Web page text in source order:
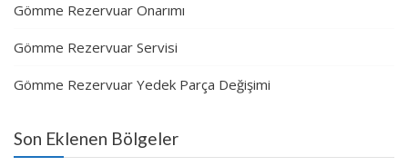
Gömme Rezervuar Onarımı
Gömme Rezervuar Servisi
Gömme Rezervuar Yedek Parça Değişimi
Son Eklenen Bölgeler